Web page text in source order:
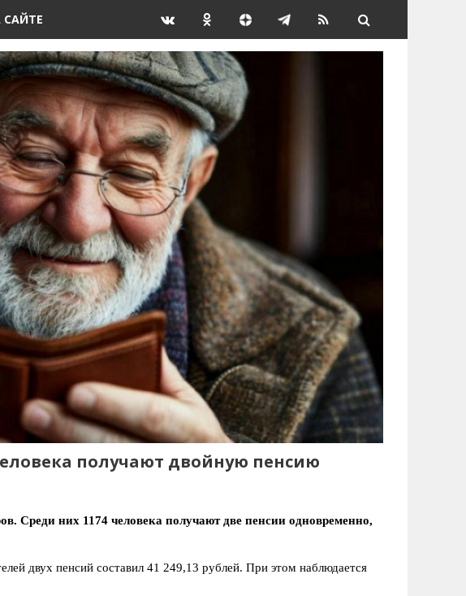
САЙТЕ
получают двойную пенсию
Среди них 1174 человека получают две пенсии одновременно,
двух пенсий составил 41 249,13 рублей. При этом наблюдается